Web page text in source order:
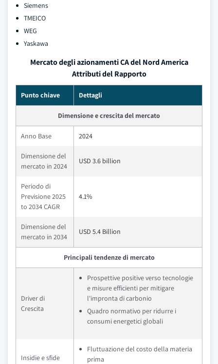
Siemens
TMEICO
WEG
Yaskawa
Mercato degli azionamenti CA del Nord America
Attributi del Rapporto
Punto chiave Dettagli
Dimensione e crescita del mercato
Anno Base 2024
Dimensione del
mercato in 2024
USD 3.6 billion
Periodo di
Previsione 2025
to 2034 CAGR
4.1%
Dimensione del
mercato in 2034
USD 5.4 Billion
Principali tendenze di mercato
Driver di
Crescita
Prospettive positive verso tecnologie
e misure efficienti per mitigare
l'impronta di carbonio
Quadro normativo per ridurre i
consumi energetici globali
Insidie e sfide
Fluttuazione del costo della materia
prima